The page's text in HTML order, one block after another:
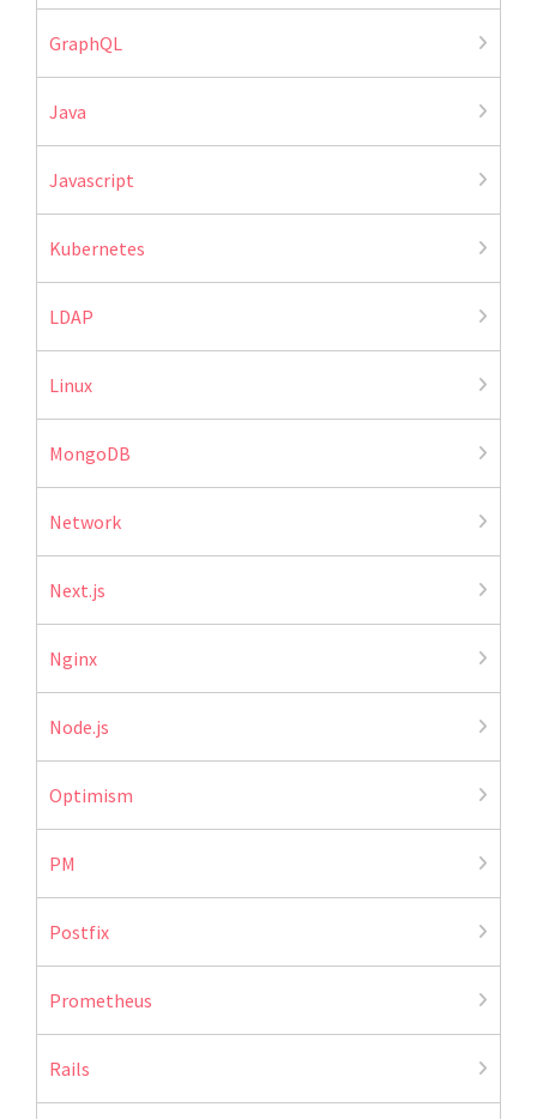
GraphQL
Java
Javascript
Kubernetes
LDAP
Linux
MongoDB
Network
Next.js
Nginx
Node.js
Optimism
PM
Postfix
Prometheus
Rails